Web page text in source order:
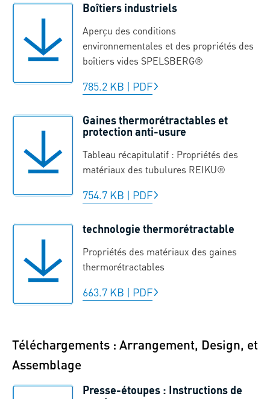
Boîtiers industriels
Aperçu des conditions
environnementales et des propriétés des
boîtiers vides SPELSBERG®
785.2 KB | PDF
Gaines thermorétractables et
protection anti-usure
Tableau récapitulatif : Propriétés des
matériaux des tubulures REIKU®
754.7 KB | PDF
technologie thermorétractable
Propriétés des matériaux des gaines
thermorétractables
663.7 KB | PDF
Téléchargements : Arrangement, Design, et
Assemblage
Presse-étoupes : Instructions de